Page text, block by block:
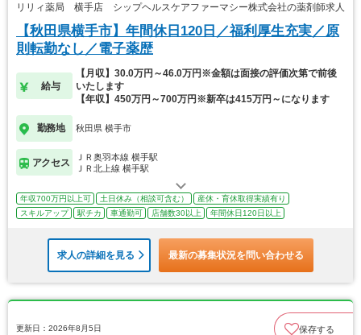
リリィ薬局 横手店 シップヘルスケアファーマシー株式会社の薬剤師求人
【秋田県横手市】年間休日120日／福利厚生充実／原
則転勤なし／電子薬歴
給与
【月収】30.0万円～46.0万円※金額は面接の評価次第で前後
いたします
【年収】450万円～700万円※新卒は415万円～になります
勤務地 秋田県 横手市
アクセス
ＪＲ奥羽本線 横手駅
ＪＲ北上線 横手駅
年収700万円以上可 土日休み（相談可含む）
産休・育休取得実績有り
スキルアップ
駅チカ 車通勤可 店舗数30以上 年間休日120日以上
求人の詳細を見る 最新の募集状況を問い合わせる
更新日：2026年8月5日 保存する